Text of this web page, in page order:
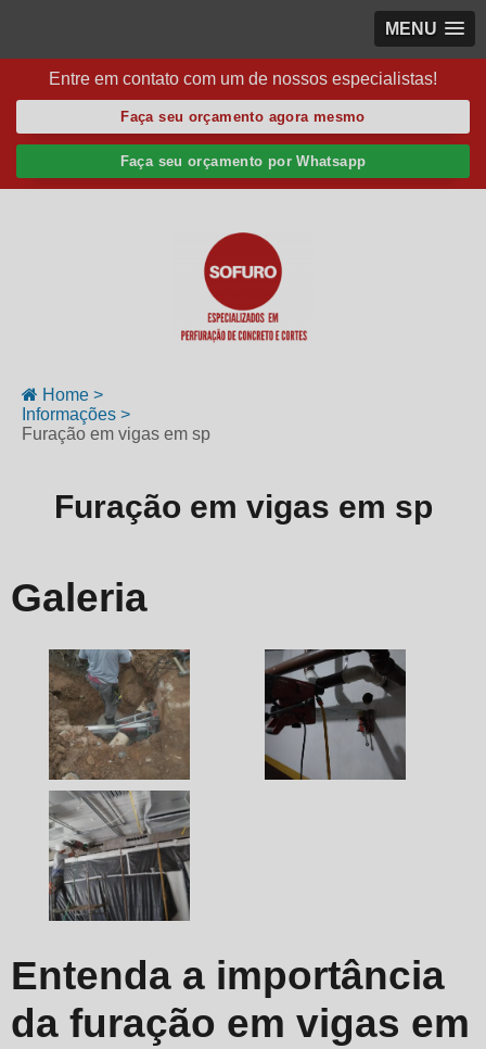
MENU
Entre em contato com um de nossos especialistas!
Faça seu orçamento agora mesmo
Faça seu orçamento por Whatsapp
Home >
Informações >
Furação em vigas em sp
Furação em vigas em sp
Galeria
Entenda a importância
da furação em vigas em